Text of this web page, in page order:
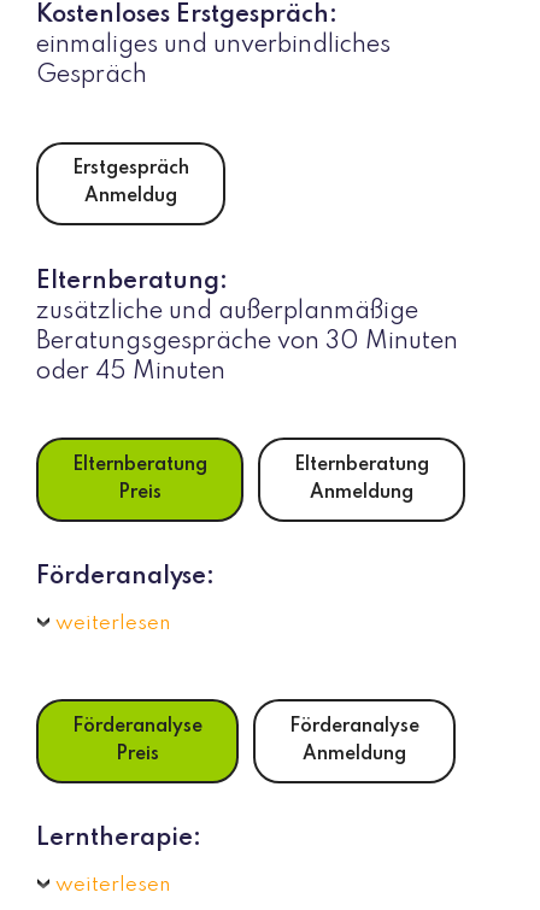
Kostenloses Erstgespräch:
einmaliges und unverbindliches
Gespräch
Erstgespräch
Anmeldug
Elternberatung:
zusätzliche und außerplanmäßige
Beratungsgespräche von 30 Minuten
oder 45 Minuten
Elternberatung
Preis
Elternberatung
Anmeldung
Förderanalyse:
weiterlesen
Förderanalyse
Preis
Förderanalyse
Anmeldung
Lerntherapie:
weiterlesen